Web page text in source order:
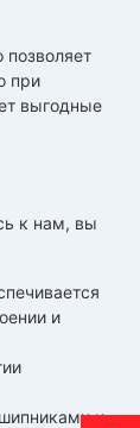
позволяет
при
выгодные
к нам, вы
и
и